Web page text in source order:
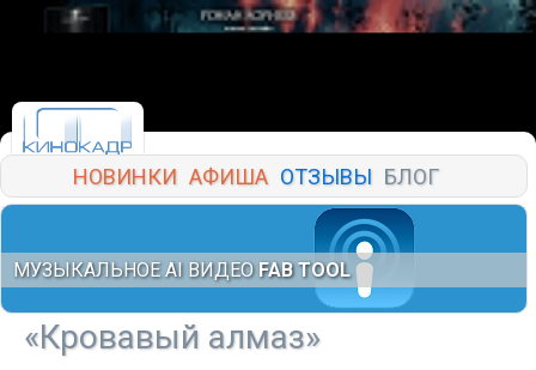
НОВИНКИ АФИША ОТЗЫВЫ БЛОГ
МУЗЫКАЛЬНОЕ AI ВИДЕО FAB TOOL
«Кровавый алмаз»